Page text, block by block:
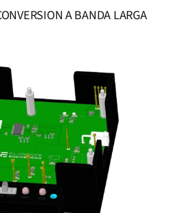
A BANDA LARGA